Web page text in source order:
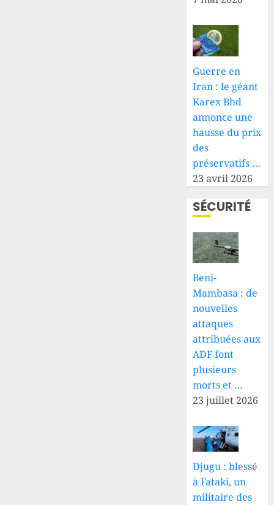
Guerre en
Iran : le géant
Karex Bhd
annonce une
hausse du prix
des
préservatifs …
23 avril 2026
SÉCURITÉ
Beni-
Mambasa : de
nouvelles
attaques
attribuées aux
ADF font
plusieurs
morts et …
23 juillet 2026
Djugu : blessé
à Fataki, un
militaire des